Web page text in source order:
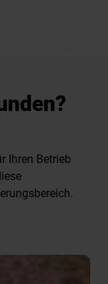
Ihren Betrieb